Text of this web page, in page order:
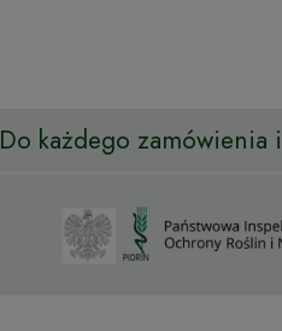
Do każdego zamówienia